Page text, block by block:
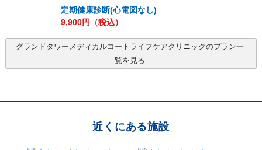
定期健康診断(心電図なし)
9,900円（税込）
グランドタワーメディカルコートライフケアクリニックのプラン一
覧を見る
近くにある施設